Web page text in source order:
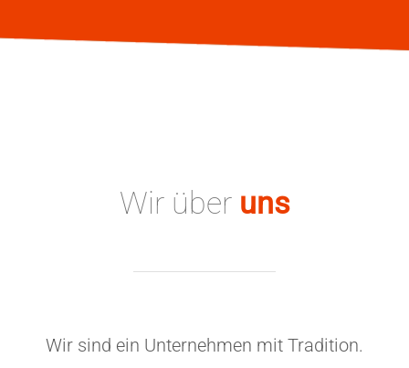
Wir über uns
Wir sind ein Unternehmen mit Tradition.